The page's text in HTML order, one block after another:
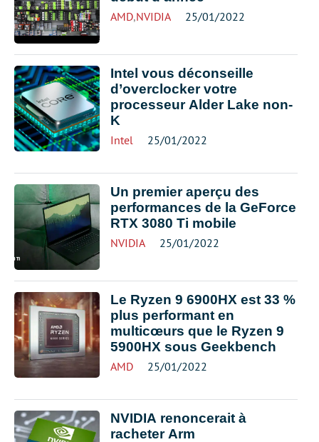
AMD,NVIDIA 25/01/2022
Intel vous déconseille
d’overclocker votre
processeur Alder Lake non-
K
Intel 25/01/2022
Un premier aperçu des
performances de la GeForce
RTX 3080 Ti mobile
NVIDIA 25/01/2022
Le Ryzen 9 6900HX est 33 %
plus performant en
multicœurs que le Ryzen 9
5900HX sous Geekbench
AMD 25/01/2022
NVIDIA renoncerait à
racheter Arm